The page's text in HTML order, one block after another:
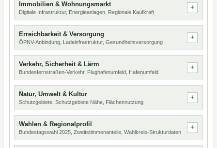
Immobilien & Wohnungsmarkt
Digitale Infrastruktur, Energieanlagen, Regionale Kaufkraft
Erreichbarkeit & Versorgung
ÖPNV-Anbindung, Ladeinfrastruktur, Gesundheitsversorgung
Verkehr, Sicherheit & Lärm
Bundesfernstraßen-Verkehr, Flughafenumfeld, Hafenumfeld
Natur, Umwelt & Kultur
Schutzgebiete, Schutzgebiete Nähe, Flächennutzung
Wahlen & Regionalprofil
Bundestagswahl 2025, Zweitstimmenanteile, Wahlkreis-Strukturdaten